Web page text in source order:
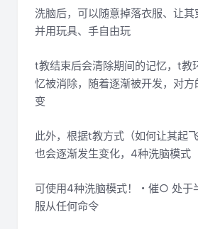
洗脑后，可以随意掉落衣服、让其
并用玩具、手自由玩
t教结束后会清除期间的记忆，t教
忆被消除，随着逐渐被开发，对
变
此外，根据t教方式（如何让其起
也会逐渐发生变化，4种洗脑模式
可使用4种洗脑模式！・催○ 处于
服从任何命令